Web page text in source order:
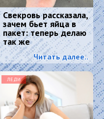
Свекровь рассказала,
зачем бьет яйца в
пакет: теперь делаю
так же
Читать далее..
ЛЕДИ